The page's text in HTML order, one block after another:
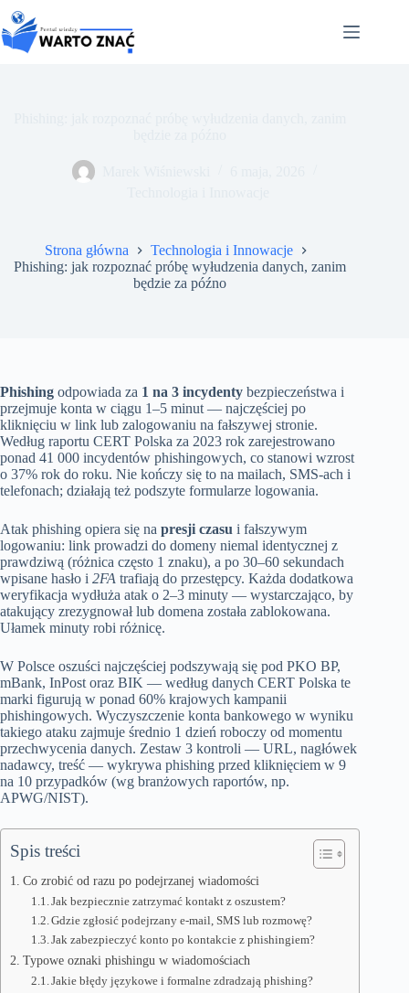
do
treści
Strona główna
Technologia i Innowacje
Phishing: jak rozpoznać próbę wyłudzenia danych, zanim
będzie za późno
Phishing odpowiada za 1 na 3 incydenty bezpieczeństwa i
przejmuje konta w ciągu 1–5 minut — najczęściej po
kliknięciu w link lub zalogowaniu na fałszywej stronie.
Według raportu CERT Polska za 2023 rok zarejestrowano
ponad 41 000 incydentów phishingowych, co stanowi wzrost
o 37% rok do roku. Nie kończy się to na mailach, SMS-ach i
telefonach; działają też podszyte formularze logowania.
Atak phishing opiera się na presji czasu i fałszywym
logowaniu: link prowadzi do domeny niemal identycznej z
prawdziwą (różnica często 1 znaku), a po 30–60 sekundach
wpisane hasło i 2FA trafiają do przestępcy. Każda dodatkowa
weryfikacja wydłuża atak o 2–3 minuty — wystarczająco, by
atakujący zrezygnował lub domena została zablokowana.
Ułamek minuty robi różnicę.
W Polsce oszuści najczęściej podszywają się pod PKO BP,
mBank, InPost oraz BIK — według danych CERT Polska te
marki figurują w ponad 60% krajowych kampanii
phishingowych. Wyczyszczenie konta bankowego w wyniku
takiego ataku zajmuje średnio 1 dzień roboczy od momentu
przechwycenia danych. Zestaw 3 kontroli — URL, nagłówek
nadawcy, treść — wykrywa phishing przed kliknięciem w 9
na 10 przypadków (wg branżowych raportów, np.
APWG/NIST).
Spis treści
Co zrobić od razu po podejrzanej wiadomości
Jak bezpiecznie zatrzymać kontakt z oszustem?
Gdzie zgłosić podejrzany e-mail, SMS lub rozmowę?
Jak zabezpieczyć konto po kontakcie z phishingiem?
Typowe oznaki phishingu w wiadomościach
Jakie błędy językowe i formalne zdradzają phishing?